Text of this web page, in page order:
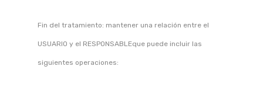
Fin del tratamiento: mantener una relación entre el
USUARIO y el RESPONSABLEque puede incluir las
siguientes operaciones: